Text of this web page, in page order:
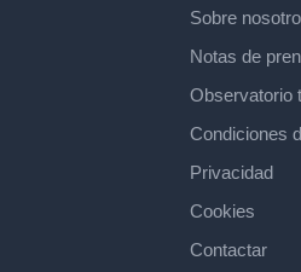
Sobre
Notas de
Observatorio
Condiciones
Privacidad
Cookies
Contactar